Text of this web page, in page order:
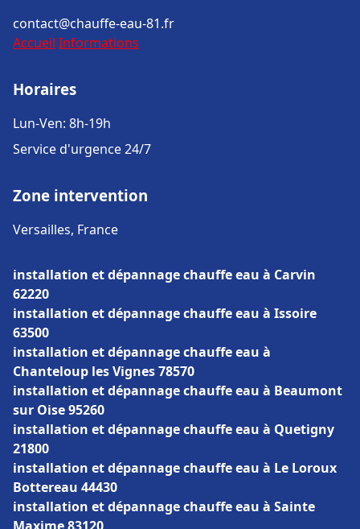
contact@chauffe-eau-81.fr
Accueil Informations
Horaires
Lun-Ven: 8h-19h
Service d'urgence 24/7
Zone intervention
Versailles, France
installation et dépannage chauffe eau à Carvin
62220
installation et dépannage chauffe eau à Issoire
63500
installation et dépannage chauffe eau à
Chanteloup les Vignes 78570
installation et dépannage chauffe eau à Beaumont
sur Oise 95260
installation et dépannage chauffe eau à Quetigny
21800
installation et dépannage chauffe eau à Le Loroux
Bottereau 44430
installation et dépannage chauffe eau à Sainte